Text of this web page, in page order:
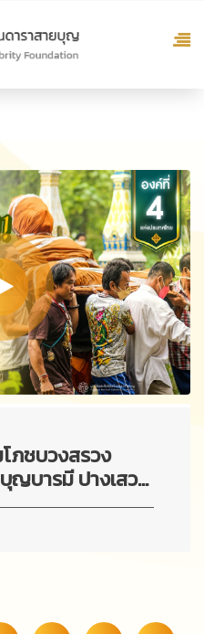
ภชบวงสรวง
ญบารมี ปางเสวย